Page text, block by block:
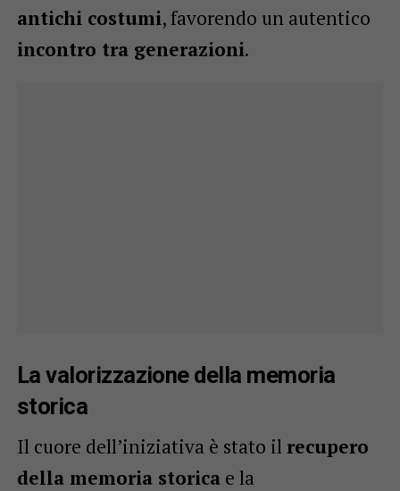
antichi costumi, favorendo un autentico
incontro tra generazioni.
La valorizzazione della memoria
storica
Il cuore dell’iniziativa è stato il recupero
della memoria storicae la